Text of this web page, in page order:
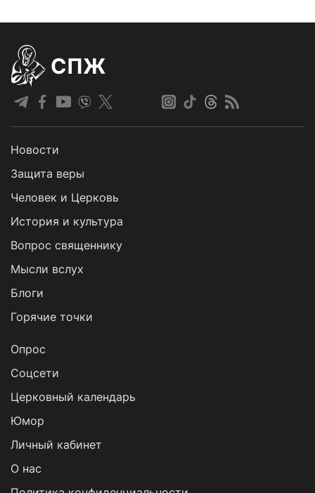
СПЖ
Новости
Защита веры
Человек и Церковь
История и культура
Вопрос священнику
Мысли вслух
Блоги
Горячие точки
Опрос
Cоцсети
Церковный календарь
Юмор
Личный кабинет
О нас